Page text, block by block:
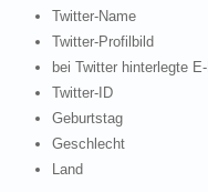
Twitter-Name
Twitter-Profilbild
bei Twitter hinterlegte
Twitter-ID
Geburtstag
Geschlecht
Land